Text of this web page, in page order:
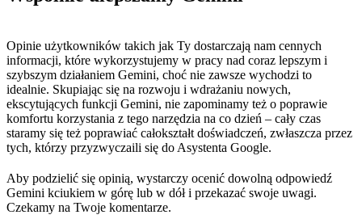
Opinie użytkowników takich jak Ty dostarczają nam cennych
informacji, które wykorzystujemy w pracy nad coraz lepszym i
szybszym działaniem Gemini, choć nie zawsze wychodzi to
idealnie. Skupiając się na rozwoju i wdrażaniu nowych,
ekscytujących funkcji Gemini, nie zapominamy też o poprawie
komfortu korzystania z tego narzędzia na co dzień – cały czas
staramy się też poprawiać całokształt doświadczeń, zwłaszcza przez
tych, którzy przyzwyczaili się do Asystenta Google.
Aby podzielić się opinią, wystarczy ocenić dowolną odpowiedź
Gemini kciukiem w górę lub w dół i przekazać swoje uwagi.
Czekamy na Twoje komentarze.